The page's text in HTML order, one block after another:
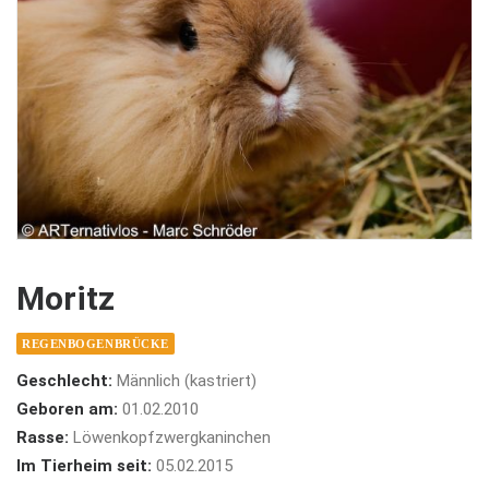
Moritz
REGENBOGENBRÜCKE
Geschlecht: Männlich (kastriert)
Geboren am: 01.02.2010
Rasse: Löwenkopfzwergkaninchen
Im Tierheim seit: 05.02.2015